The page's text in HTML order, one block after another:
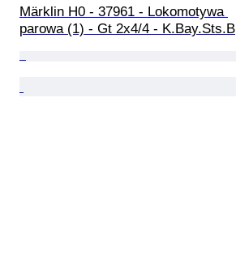
Märklin H0 - 37961 - Lokomotywa
parowa (1) - Gt 2x4/4 - K.Bay.Sts.B